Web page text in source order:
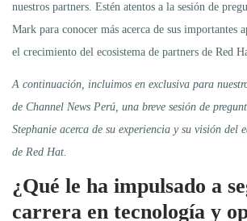
nuestros partners. Estén atentos a la sesión de
Mark para conocer más acerca de sus importantes
el crecimiento del ecosistema de partners de Red
A continuación, incluimos en exclusiva para
de Channel News Perú, una breve sesión de
Stephanie acerca de su experiencia y su visión del
de Red Hat.
¿Qué le ha impulsado a
carrera en tecnología y